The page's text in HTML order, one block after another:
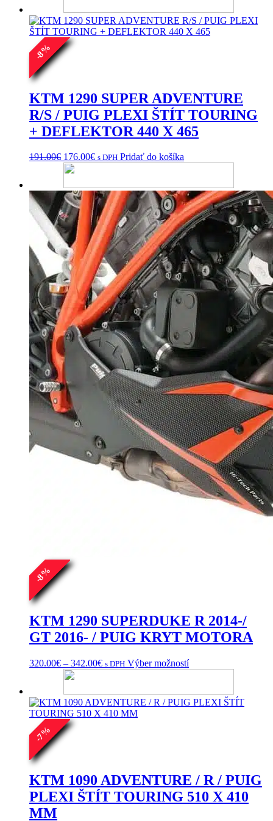
-
8
%
KTM 1290 SUPER ADVENTURE
R/S / PUIG PLEXI ŠTÍT TOURING
+ DEFLEKTOR 440 X 465
191.00€ Pôvodná
cena
191.00€.
176.00€Aktuálna
176.00€.
s DPH Pridať do košíka
-
8
%
KTM 1290 SUPERDUKE R 2014-/
GT 2016- / PUIG KRYT MOTORA
320.00€ – 342.00€Price
through
342.00€
s DPH Výber možnostíTento
viacero
variantov.
produktu.
-
7
%
KTM 1090 ADVENTURE / R / PUIG
PLEXI ŠTÍT TOURING 510 X 410
MM